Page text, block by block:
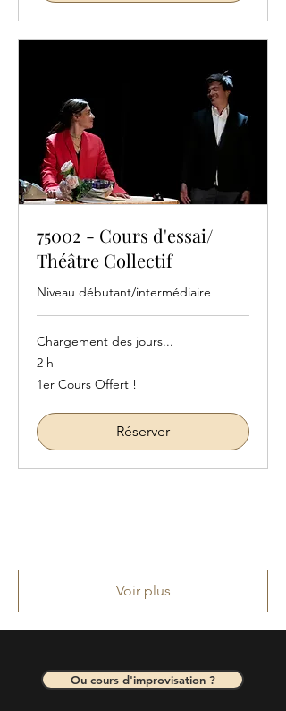
75002 - Cours d'essai/
Théâtre Collectif
Niveau débutant/intermédiaire
Chargement des jours...
2 h
1er
Cours
1er Cours Offert !
Réserver
Voir plus
Ou cours d'improvisation ?